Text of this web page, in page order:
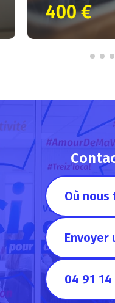
400 €
Où nous
Envoyer
04 91